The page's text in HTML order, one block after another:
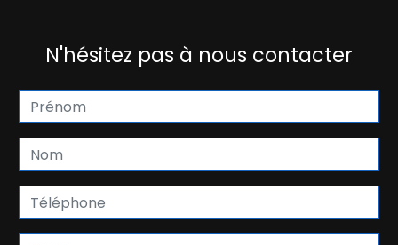
N'hésitez pas à nous contacter